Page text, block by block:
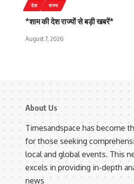
देश राज्य
*शाम की देश राज्यों से बड़ी खबरें*
August 7, 2026
About Us
Timesandspace has become
for those seeking
local and global events. This
excels in providing in-depth
news